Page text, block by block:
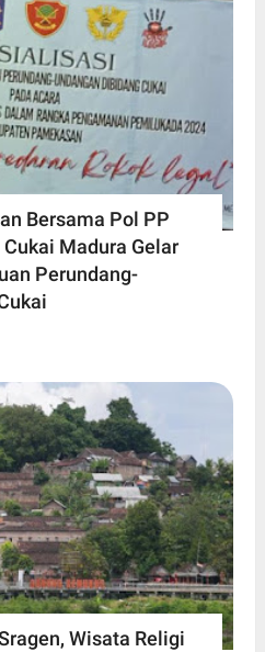
Bersama Pol PP
Madura Gelar
Perundang-
Wisata Religi